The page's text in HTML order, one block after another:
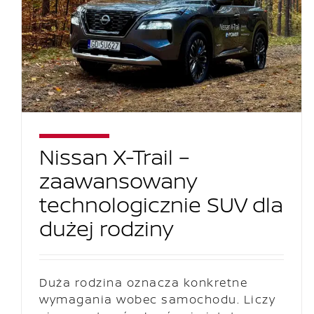
Nissan X-Trail –
zaawansowany
technologicznie SUV dla
dużej rodziny
Duża rodzina oznacza konkretne
wymagania wobec samochodu. Liczy